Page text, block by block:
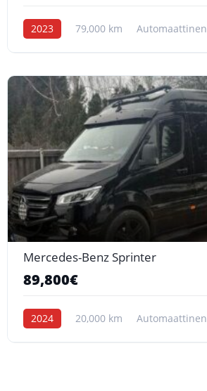
2023 79,000 km Automaattinen
Mercedes-Benz Sprinter
89,800€
2024 20,000 km Automaattinen